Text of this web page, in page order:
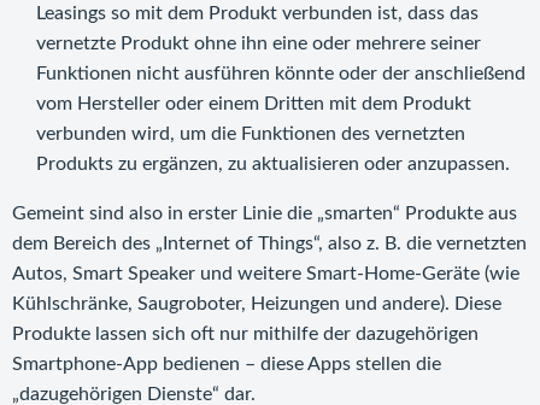
Leasings so mit dem Produkt verbunden ist, dass das
vernetzte Produkt ohne ihn eine oder mehrere seiner
Funktionen nicht ausführen könnte oder der anschließend
vom Hersteller oder einem Dritten mit dem Produkt
verbunden wird, um die Funktionen des vernetzten
Produkts zu ergänzen, zu aktualisieren oder anzupassen.
Gemeint sind also in erster Linie die „smarten“ Produkte aus
dem Bereich des „Internet of Things“, also z. B. die vernetzten
Autos, Smart Speaker und weitere Smart-Home-Geräte (wie
Kühlschränke, Saugroboter, Heizungen und andere). Diese
Produkte lassen sich oft nur mithilfe der dazugehörigen
Smartphone-App bedienen – diese Apps stellen die
„dazugehörigen Dienste“ dar.